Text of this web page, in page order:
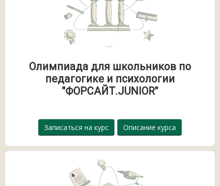
Олимпиада для школьников по
педагогике и психологии
"ФОРСАЙТ.JUNIOR"
Записаться на курс Описание курса